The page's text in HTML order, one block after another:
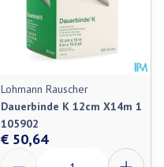
Lohmann Rauscher
Dauerbinde K 12cm X14m 1
105902
€ 50,64